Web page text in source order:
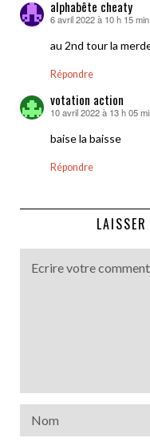
alphabête cheaty
dit :
6 avril 2022 à 10 h 15 min
au 2nd tour la
Répondre
votation action
dit :
10 avril 2022 à 13 h 05
baise la baisse
Répondre